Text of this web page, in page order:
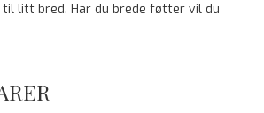
til litt bred. Har du brede føtter vil du